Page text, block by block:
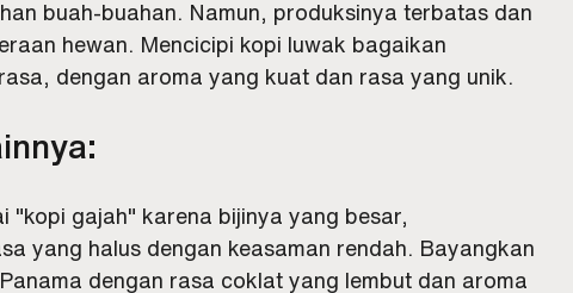
buah-buahan. Namun, produksinya terbatas dan
hewan. Mencicipi kopi luwak bagaikan
dengan aroma yang kuat dan rasa yang unik.
"kopi gajah" karena bijinya yang besar,
yang halus dengan keasaman rendah. Bayangkan
dengan rasa coklat yang lembut dan aroma